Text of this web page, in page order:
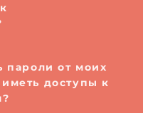
пароли от моих
доступы к